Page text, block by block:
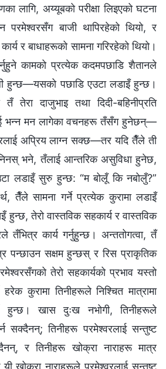
लागि, अय्यूबको परीक्षा लिइएको घटना
परमेश्‍वरसँग बाजी थापिरहेको थियो, र
र बाधाहरूको सामना गरिरहेको थियो।
कामको प्रत्येक कदमपछाडि शैतानले
हुन्छ—यसको पछाडि एउटा लडाइँ हुन्छ।
तेरा दाजुभाइ तथा दिदी-बहिनीप्रति
भन्न मन लागेका वचनहरू तँसँग हुनेछन्—
अप्रिय लाग्न सक्छ—तर यदि तैँले ती
भने, तँलाई आन्तरिक असुविधा हुनेछ,
लडाइँ सुरु हुन्छ: “म बोलूँ कि नबोलुँ?”
तैँले सामना गर्ने प्रत्येक कुरामा लडाइँ
तेरो वास्तविक सहकार्य र वास्तविक
तँभित्र कार्य गर्नुहुन्छ। अन्ततोगत्वा, तँ
पन्छाउन सक्षम हुन्छस् र रिस प्राकृतिक
तेरो सहकार्यको प्रभाव यस्तो
कुरामा तिनीहरूले निश्चित मात्रामा
हुन्छ। खास दुःख नभोगी, तिनीहरूले
सक्दैनन्; तिनीहरू परमेश्‍वरलाई सन्तुष्ट
र तिनीहरू खोक्रा नाराहरू मात्र
खोक्रा नाराहरूले परमेश्‍वरलाई सन्तुष्ट